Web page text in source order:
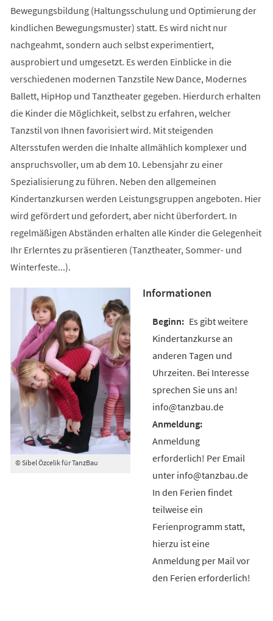
Bewegungsbildung (Haltungsschulung und Optimierung der
kindlichen Bewegungsmuster) statt. Es wird nicht nur
nachgeahmt, sondern auch selbst experimentiert,
ausprobiert und umgesetzt. Es werden Einblicke in die
verschiedenen modernen Tanzstile New Dance, Modernes
Ballett, HipHop und Tanztheater gegeben. Hierdurch erhalten
die Kinder die Möglichkeit, selbst zu erfahren, welcher
Tanzstil von Ihnen favorisiert wird. Mit steigenden
Altersstufen werden die Inhalte allmählich komplexer und
anspruchsvoller, um ab dem 10. Lebensjahr zu einer
Spezialisierung zu führen. Neben den allgemeinen
Kindertanzkursen werden Leistungsgruppen angeboten. Hier
wird gefördert und gefordert, aber nicht überfordert. In
regelmäßigen Abständen erhalten alle Kinder die Gelegenheit
Ihr Erlerntes zu präsentieren (Tanztheater, Sommer- und
Winterfeste...).
© Sibel Özcelik für TanzBau
Informationen
Es gibt weitere
Kindertanzkurse an
anderen Tagen und
Uhrzeiten. Bei Interesse
sprechen Sie uns an!
info@tanzbau.de
Anmeldung
erforderlich! Per Email
unter info@tanzbau.de
In den Ferien findet
teilweise ein
Ferienprogramm statt,
hierzu ist eine
Anmeldung per Mail vor
den Ferien erforderlich!